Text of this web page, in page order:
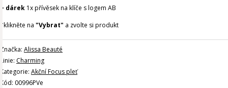
+ dárek 1x přívěsek na klíče s logem AB
*klikněte na "Vybrat" a zvolte si produkt
Značka: Alissa Beauté
Linie: Charming
Kategorie: Akční Focus pleť
Kód: 00996PVe